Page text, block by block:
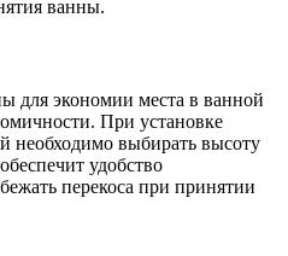
ванны.
для экономии места в ванной
При установке
необходимо выбирать высоту
удобство
перекоса при принятии